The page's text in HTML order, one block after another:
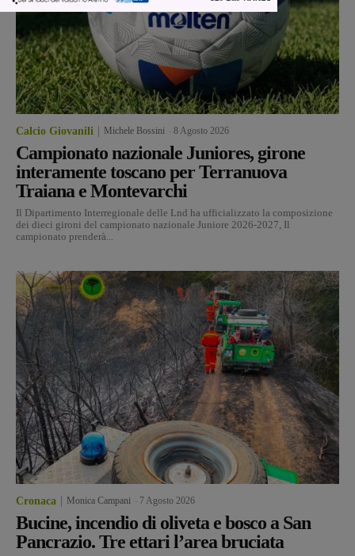
Calcio Giovanili Michele Bossini 8 Agosto 2026
Campionato nazionale Juniores, girone
interamente toscano per Terranuova
Traiana e Montevarchi
Il Dipartimento Interregionale delle Lnd ha ufficializzato la composizione
dei dieci gironi del campionato nazionale Juniore 2026-2027, Il
campionato prenderà...
Cronaca Monica Campani 7 Agosto 2026
Bucine, incendio di oliveta e bosco a San
Pancrazio. Tre ettari l’area bruciata